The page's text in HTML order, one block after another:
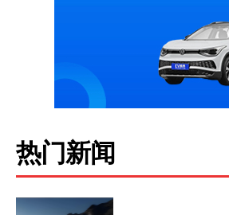
热门新闻